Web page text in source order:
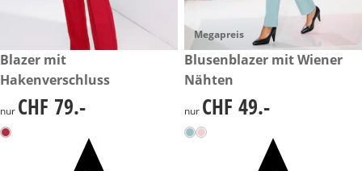
CHF 79.-
Blazer mit
Hakenverschluss
CHF 79.-
nur CHF 79.-
Megapreis
CHF 49.-
Blusenblazer mit Wiener
Nähten
CHF 49.-
nur CHF 49.-